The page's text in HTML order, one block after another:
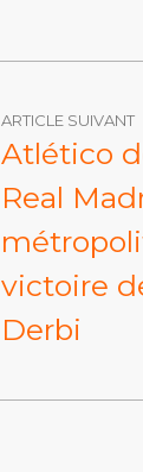
ARTICLE SUIVANT
Atlético
Real
victoire
Derbi